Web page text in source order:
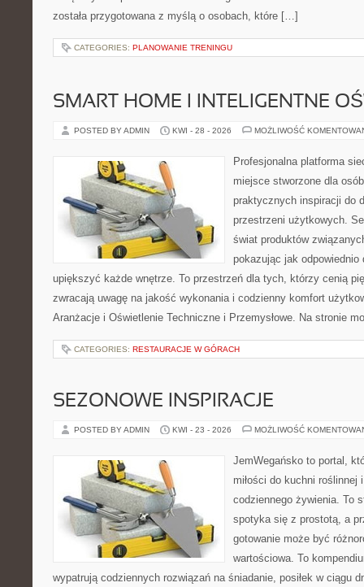
została przygotowana z myślą o osobach, które […]
CATEGORIES: PLANOWANIE TRENINGU
SMART HOME I INTELIGENTNE
POSTED BY ADMIN KWI - 28 - 2026 MOŻLIWOŚĆ
Profesjonalna platforma
miejsce stworzone dla
praktycznych inspiracji do
przestrzeni użytkowych.
świat produktów
pokazując jak odpowiednio
upiększyć każde wnętrze. To przestrzeń dla tych, którzy cenią
zwracają uwagę na jakość wykonania i codzienny komfort
Aranżacje i Oświetlenie Techniczne i Przemysłowe. Na stronie
CATEGORIES: RESTAURACJE W GÓRACH
SEZONOWE INSPIRACJE
POSTED BY ADMIN KWI - 23 - 2026 MOŻLIWOŚĆ
JemWegańsko to portal,
miłości do kuchni roślinnej
codziennego żywienia. To
spotyka się z prostotą, a
gotowanie może być
wartościowa. To
wypatrują codziennych rozwiązań na śniadanie, posiłek w ciągu